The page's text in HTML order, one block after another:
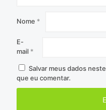
Nome *
E-
mail *
Salvar meus dados
que eu comentar.